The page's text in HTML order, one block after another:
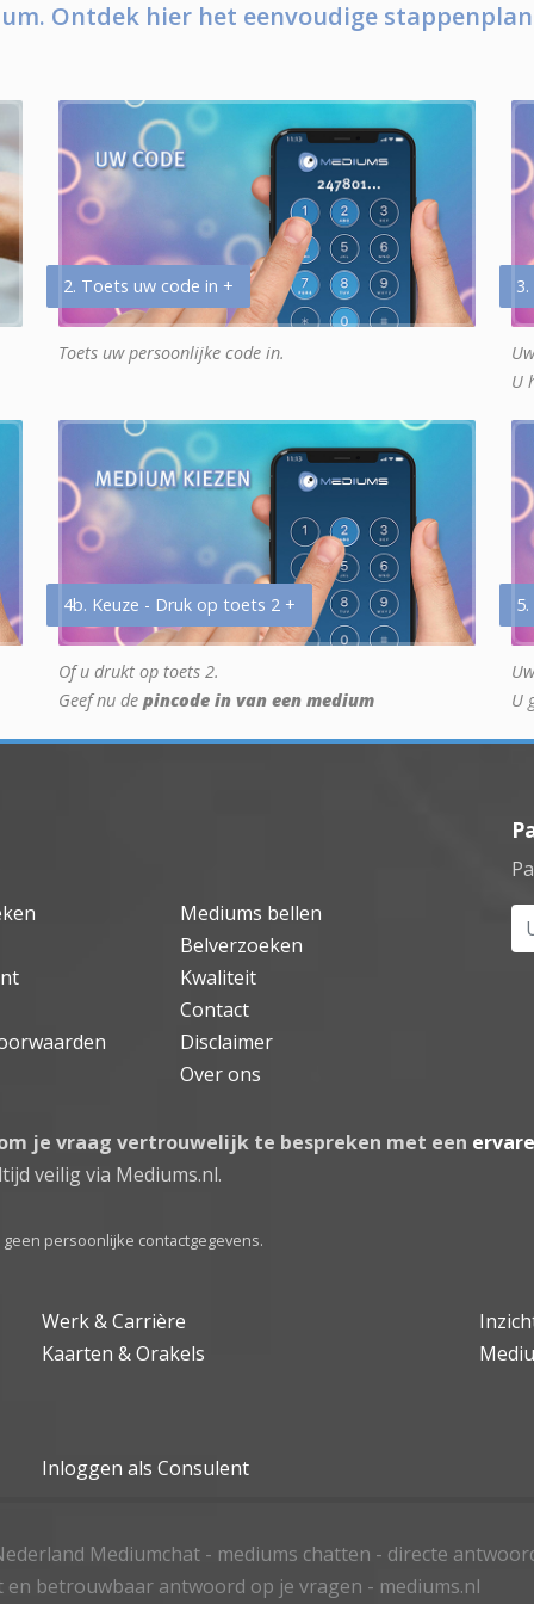
Ontdek hier het eenvoudige
2. Toets uw code in +
Toets uw persoonlijke code in.
U
4b. Keuze - Druk op toets 2 +
Of u drukt op toets 2.
Geef nu de pincode in van een medium
U
Mediums bellen
Belverzoeken
Kwaliteit
Contact
Disclaimer
Over ons
je vraag vertrouwelijk te bespreken met een
veilig via Mediums.nl.
persoonlijke contactgegevens.
Werk & Carrière
Kaarten & Orakels
Inloggen als Consulent
Mediumchat - mediums chatten - directe
betrouwbaar antwoord op je vragen - mediums.nl